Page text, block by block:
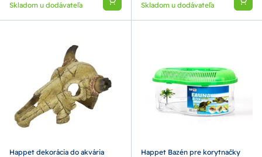
Skladom u dodávateľa
Skladom u dodávateľa
Happet dekorácia do akvária
Happet Bazén pre korytnačky